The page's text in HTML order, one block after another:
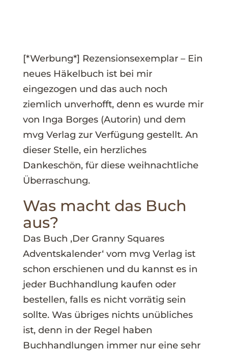
[*Werbung*] Rezensionsexemplar – Ein
neues Häkelbuch ist bei mir
eingezogen und das auch noch
ziemlich unverhofft, denn es wurde mir
von Inga Borges (Autorin) und dem
mvg Verlag zur Verfügung gestellt. An
dieser Stelle, ein herzliches
Dankeschön, für diese weihnachtliche
Überraschung.
Was macht das Buch
aus?
Das Buch ‚Der Granny Squares
Adventskalender‘ vom mvg Verlag ist
schon erschienen und du kannst es in
jeder Buchhandlung kaufen oder
bestellen, falls es nicht vorrätig sein
sollte. Was übriges nichts unübliches
ist, denn in der Regel haben
Buchhandlungen immer nur eine sehr